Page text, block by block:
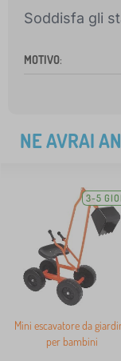
Soddisfa gli
MOTIVO:
NE AVRAI
3-5
Mini escavatore da
per bambini